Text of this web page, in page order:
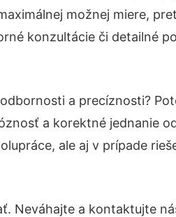
možnej miere,
konzultácie či detailné
a precíznosti?
a korektné jednanie
ale aj v prípade
Neváhajte a kontaktujte